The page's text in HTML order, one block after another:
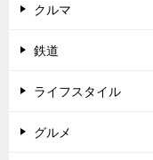
クルマ
鉄道
ライフスタイル
グルメ